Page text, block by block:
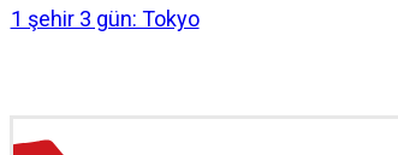
1 şehir 3 gün: Tokyo